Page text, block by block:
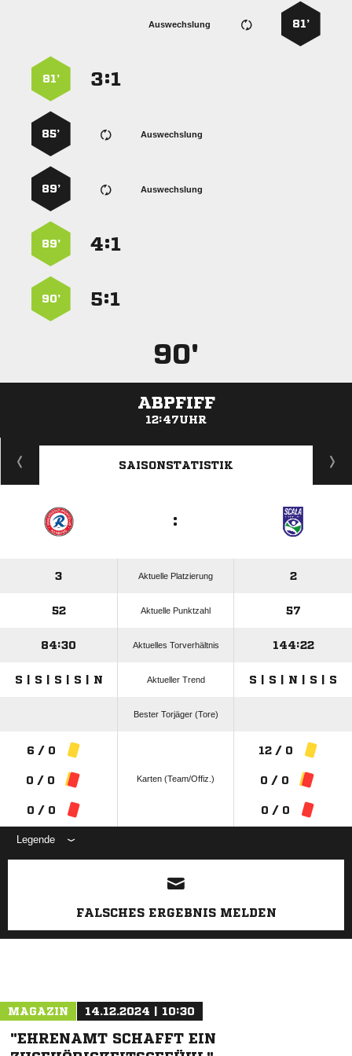
81’
Auswechslung
:
81’
Auswechslung
85’
Auswechslung
89’
:
89’
:
90’
90'
ABPFIFF
12:47UHR
ANZEIGE
SAISONSTATISTIK
:
3 Aktuelle Platzierung 2
52 Aktuelle Punktzahl 57
84:30 Aktuelles Torverhältnis 144:22
S | S | S | S | N Aktueller Trend S | S | N | S | S
Bester Torjäger (Tore)
6 / 0
0 / 0
0 / 0
Karten (Team/Offiz.)
12 / 0
0 / 0
0 / 0
Legende
ANZEIGE
FALSCHES ERGEBNIS MELDEN
MAGAZIN 14.12.2024 | 10:30
"EHRENAMT SCHAFFT EIN